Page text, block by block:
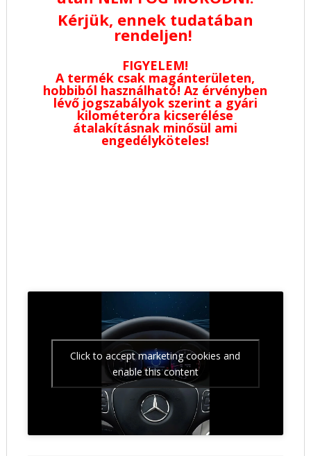
Kérjük, ennek tudatában
rendeljen!
FIGYELEM!
A termék csak magánterületen,
hobbiból használható! Az érvényben
lévő jogszabályok szerint a gyári
kilométeróra kicserélése
átalakításnak minősül ami
engedélyköteles!
Click to accept marketing cookies and
enable this content